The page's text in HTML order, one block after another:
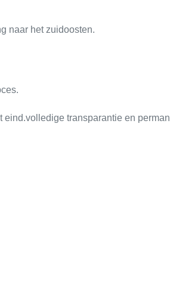
naar het zuidoosten.
transparantie en